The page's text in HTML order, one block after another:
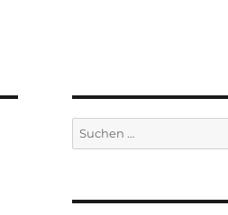
Suchen
nach: